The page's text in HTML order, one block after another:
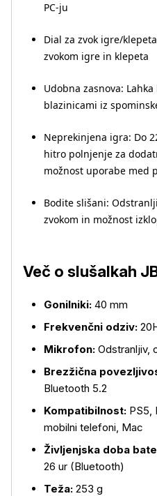
PC-ju
Dial za zvok igre/
zvokom igre in klepeta
Udobna zasnova:
blazinicami iz
Neprekinjena igra: Do
hitro polnjenje za
možnost uporabe med
Bodite slišani:
zvokom in možnost
Več o slušalkah
Gonilniki: 40 mm
Frekvenčni odziv:
Mikrofon: Odstranljiv,
Brezžična
Bluetooth 5.2
Kompatibilnost: PS5,
mobilni telefoni, Mac
Življenjska doba
26 ur (Bluetooth)
Teža: 253 g